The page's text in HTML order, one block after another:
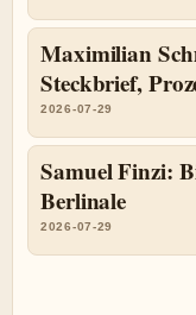
Maximilian
Steckbrief,
2026-07-29
Samuel Finzi:
Berlinale
2026-07-29